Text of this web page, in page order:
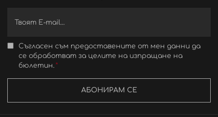
Съгласен съм предоставените от мен данни да
се обработват за целите на изпращане на
бюлетин.
АБОНИРАМ СЕ